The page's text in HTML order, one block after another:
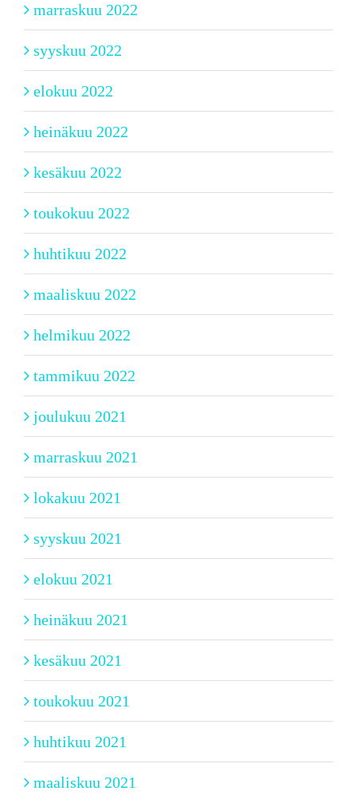
marraskuu 2022
syyskuu 2022
elokuu 2022
heinäkuu 2022
kesäkuu 2022
toukokuu 2022
huhtikuu 2022
maaliskuu 2022
helmikuu 2022
tammikuu 2022
joulukuu 2021
marraskuu 2021
lokakuu 2021
syyskuu 2021
elokuu 2021
heinäkuu 2021
kesäkuu 2021
toukokuu 2021
huhtikuu 2021
maaliskuu 2021